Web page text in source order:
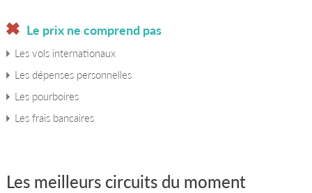
Le prix ne comprend pas
Les vols internationaux
Les dépenses personnelles
Les pourboires
Les frais bancaires
Les meilleurs circuits du moment